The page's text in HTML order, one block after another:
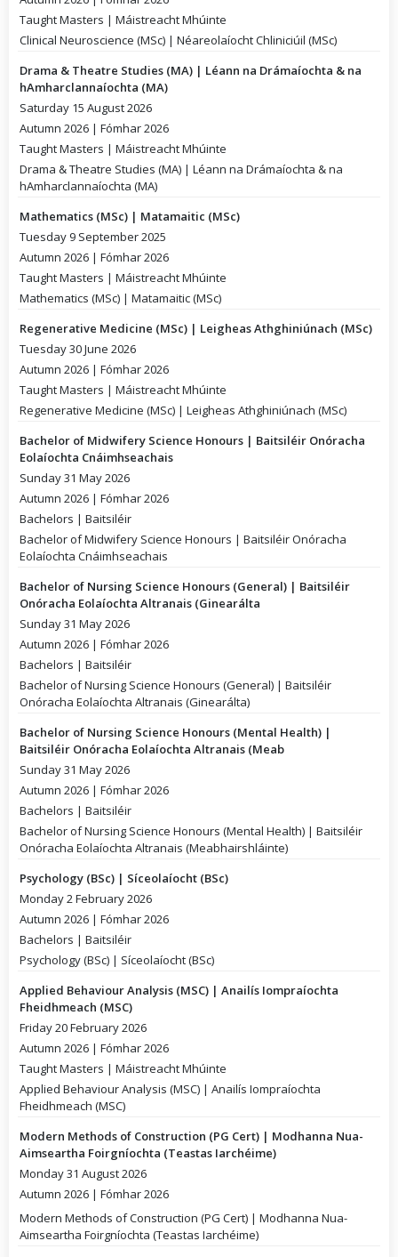
Taught Masters | Máistreacht Mhúinte
Clinical Neuroscience (MSc) | Néareolaíocht Chliniciúil (MSc)
Drama & Theatre Studies (MA) | Léann na Drámaíochta & na
hAmharclannaíochta (MA)
Saturday 15 August 2026
Autumn 2026 | Fómhar 2026
Taught Masters | Máistreacht Mhúinte
Drama & Theatre Studies (MA) | Léann na Drámaíochta & na
hAmharclannaíochta (MA)
Mathematics (MSc) | Matamaitic (MSc)
Tuesday 9 September 2025
Autumn 2026 | Fómhar 2026
Taught Masters | Máistreacht Mhúinte
Mathematics (MSc) | Matamaitic (MSc)
Regenerative Medicine (MSc) | Leigheas Athghiniúnach (MSc)
Tuesday 30 June 2026
Autumn 2026 | Fómhar 2026
Taught Masters | Máistreacht Mhúinte
Regenerative Medicine (MSc) | Leigheas Athghiniúnach (MSc)
Bachelor of Midwifery Science Honours | Baitsiléir Onóracha
Eolaíochta Cnáimhseachais
Sunday 31 May 2026
Autumn 2026 | Fómhar 2026
Bachelors | Baitsiléir
Bachelor of Midwifery Science Honours | Baitsiléir Onóracha
Eolaíochta Cnáimhseachais
Bachelor of Nursing Science Honours (General) | Baitsiléir
Onóracha Eolaíochta Altranais (Ginearálta
Sunday 31 May 2026
Autumn 2026 | Fómhar 2026
Bachelors | Baitsiléir
Bachelor of Nursing Science Honours (General) | Baitsiléir
Onóracha Eolaíochta Altranais (Ginearálta)
Bachelor of Nursing Science Honours (Mental Health) |
Baitsiléir Onóracha Eolaíochta Altranais (Meab
Sunday 31 May 2026
Autumn 2026 | Fómhar 2026
Bachelors | Baitsiléir
Bachelor of Nursing Science Honours (Mental Health) | Baitsiléir
Onóracha Eolaíochta Altranais (Meabhairshláinte)
Psychology (BSc) | Síceolaíocht (BSc)
Monday 2 February 2026
Autumn 2026 | Fómhar 2026
Bachelors | Baitsiléir
Psychology (BSc) | Síceolaíocht (BSc)
Applied Behaviour Analysis (MSC) | Anailís Iompraíochta
Fheidhmeach (MSC)
Friday 20 February 2026
Autumn 2026 | Fómhar 2026
Taught Masters | Máistreacht Mhúinte
Applied Behaviour Analysis (MSC) | Anailís Iompraíochta
Fheidhmeach (MSC)
Modern Methods of Construction (PG Cert) | Modhanna Nua-
Aimseartha Foirgníochta (Teastas Iarchéime)
Monday 31 August 2026
Autumn 2026 | Fómhar 2026
Modern Methods of Construction (PG Cert) | Modhanna Nua-
Aimseartha Foirgníochta (Teastas Iarchéime)